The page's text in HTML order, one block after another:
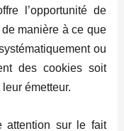
l’opportunité de
manière à ce que
ou
des cookies soit
émetteur.
attention sur le fait